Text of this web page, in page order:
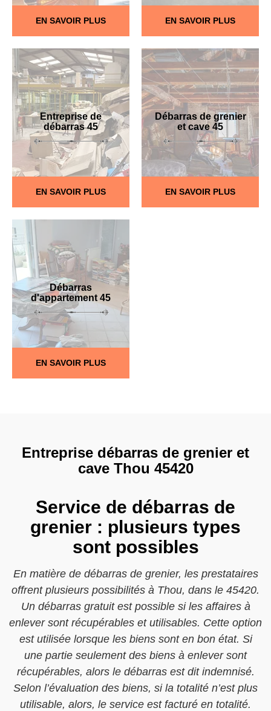
EN SAVOIR PLUS EN SAVOIR PLUS
Entreprise de
débarras 45
EN SAVOIR PLUS
Débarras de grenier
et cave 45
EN SAVOIR PLUS
Débarras
d'appartement 45
EN SAVOIR PLUS
Entreprise débarras de grenier et
cave Thou 45420
Service de débarras de
grenier : plusieurs types
sont possibles
En matière de débarras de grenier, les prestataires
offrent plusieurs possibilités à Thou, dans le 45420.
Un débarras gratuit est possible si les affaires à
enlever sont récupérables et utilisables. Cette option
est utilisée lorsque les biens sont en bon état. Si
une partie seulement des biens à enlever sont
récupérables, alors le débarras est dit indemnisé.
Selon l’évaluation des biens, si la totalité n’est plus
utilisable, alors, le service est facturé en totalité.